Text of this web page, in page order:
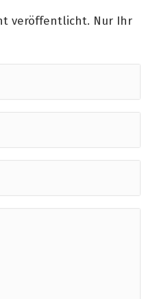
veröffentlicht. Nur Ihr